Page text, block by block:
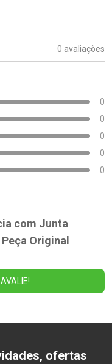
0 avaliações
0
0
0
0
0
com Junta
Original
ofertas